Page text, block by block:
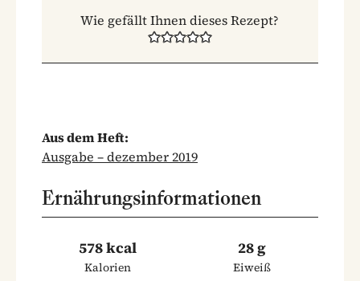
Wie gefällt Ihnen dieses Rezept?
Aus dem Heft:
Ausgabe – dezember 2019
Ernährungsinformationen
578 kcal
Kalorien
28 g
Eiweiß